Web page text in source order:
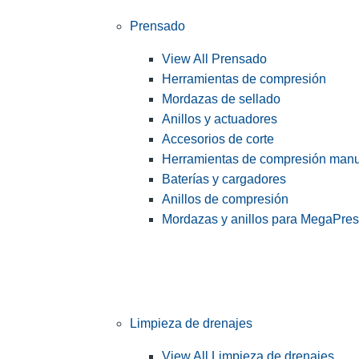
Prensado
View All Prensado
Herramientas de compresión
Mordazas de sellado
Anillos y actuadores
Accesorios de corte
Herramientas de compresión
Baterías y cargadores
Anillos de compresión
Mordazas y anillos para
Limpieza de drenajes
View All Limpieza de drenajes